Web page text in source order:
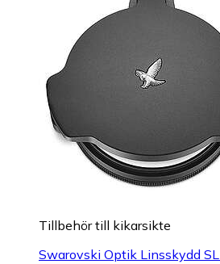
Tillbehör till kikarsikte
Swarovski Optik Linsskydd